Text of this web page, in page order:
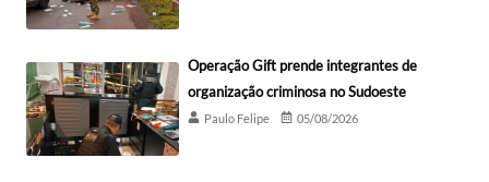
Operação Gift prende integrantes de
organização criminosa no Sudoeste
Paulo Felipe 05/08/2026